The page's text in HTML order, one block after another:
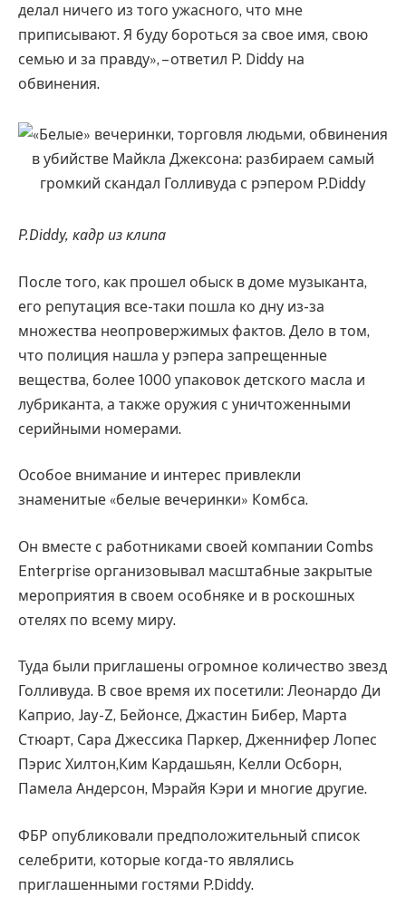
делал ничего из того ужасного, что мне
приписывают. Я буду бороться за свое имя, свою
семью и за правду», – ответил P. Diddy на
обвинения.
P.Diddy, кадр из клипа
После того, как прошел обыск в доме музыканта,
его репутация все-таки пошла ко дну из-за
множества неопровержимых фактов. Дело в том,
что полиция нашла у рэпера запрещенные
вещества, более 1000 упаковок детского масла и
лубриканта, а также оружия с уничтоженными
серийными номерами.
Особое внимание и интерес привлекли
знаменитые «белые вечеринки» Комбса.
Он вместе с работниками своей компании Combs
Enterprise организовывал масштабные закрытые
мероприятия в своем особняке и в роскошных
отелях по всему миру.
Туда были приглашены огромное количество звезд
Голливуда. В свое время их посетили: Леонардо Ди
Каприо, Jay-Z, Бейонсе, Джастин Бибер, Марта
Стюарт, Сара Джессика Паркер, Дженнифер Лопес
Пэрис Хилтон,Ким Кардашьян, Келли Осборн,
Памела Андерсон, Мэрайя Кэри и многие другие.
ФБР опубликовали предположительный список
селебрити, которые когда-то являлись
приглашенными гостями P.Diddy.